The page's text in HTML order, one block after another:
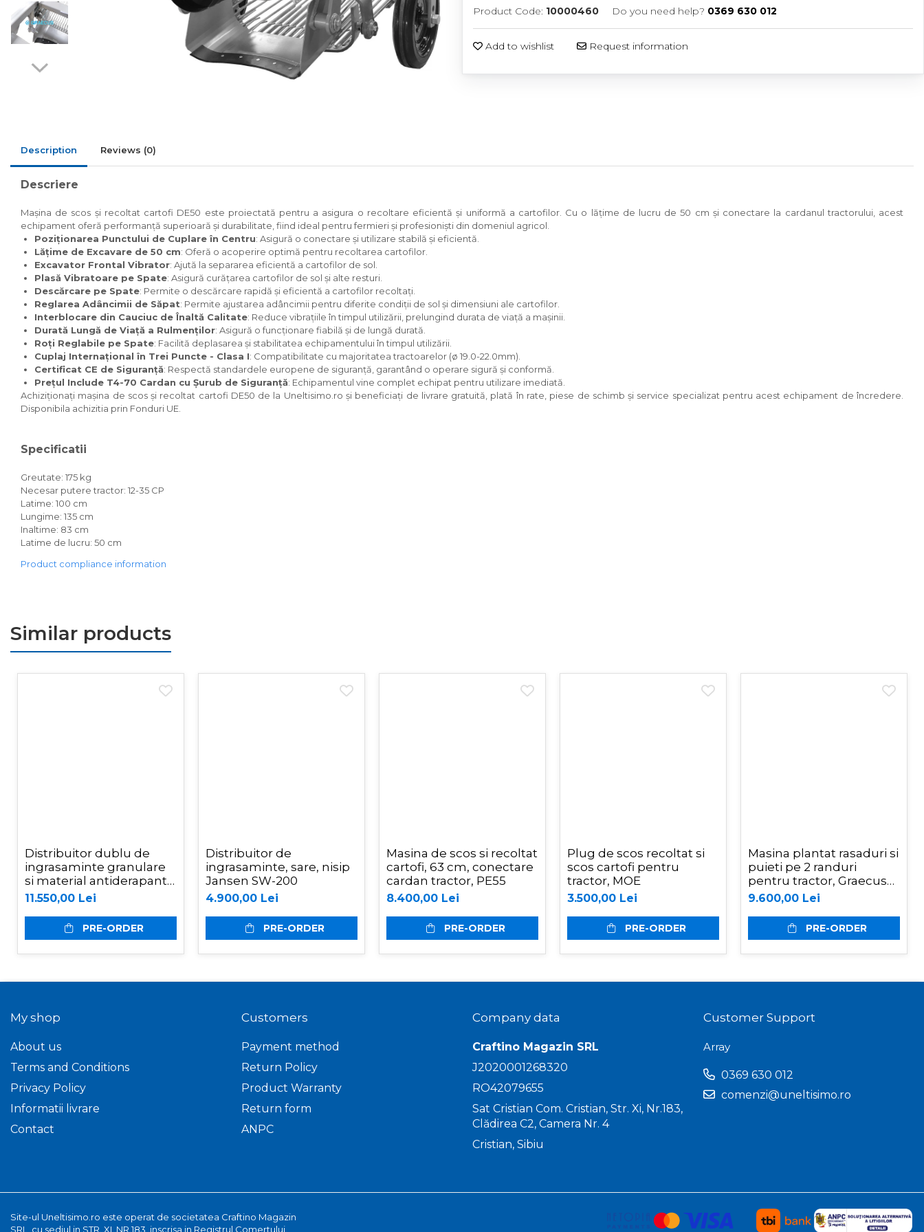
PTO
Fierastraie circulare lemne
Infoliatoare
Polizoare de cioturi pomi
Tocatoare pe benzina
Tocatoare priza PTO tractor
Utilaje de fabricat peleti
Transport si manipulare
Dumpere si roabe
Accesorii dumpere
Benzi transportoare
Cupe transport
Incarcatoare telescopice
Motostivuitoare
Nacele
Remorci
Agricultural trailers
Remorci Tehnologice
Sisteme spalat
Prelucrarea solului
Accesorii utilaje
Cupe
Excavatoare
Freze de zapada
Incarcatoare frontale
Motocultoare si accesorii
Retroexcavatoare
Utilaje sapat si prasit
Afanatoare
Freze de pamant
Piese schimb
Product Code: 10000460 Do you need help? 0369 630 012
Add to wishlist Request information
Description Reviews (0)
Descriere
Mașina de scos și recoltat cartofi DE50 este proiectată pentru a asigura o recoltare eficientă și uniformă a cartofilor. Cu o lățime de lucru de 50 cm și conectare la cardanul tractorului, acest
echipament oferă performanță superioară și durabilitate, fiind ideal pentru fermieri și profesioniști din domeniul agricol.
Poziționarea Punctului de Cuplare în Centru: Asigură o conectare și utilizare stabilă și eficientă.
Lățime de Excavare de 50 cm: Oferă o acoperire optimă pentru recoltarea cartofilor.
Excavator Frontal Vibrator: Ajută la separarea eficientă a cartofilor de sol.
Plasă Vibratoare pe Spate: Asigură curățarea cartofilor de sol și alte resturi.
Descărcare pe Spate: Permite o descărcare rapidă și eficientă a cartofilor recoltați.
Reglarea Adâncimii de Săpat: Permite ajustarea adâncimii pentru diferite condiții de sol și dimensiuni ale cartofilor.
Interblocare din Cauciuc de Înaltă Calitate: Reduce vibrațiile în timpul utilizării, prelungind durata de viață a mașinii.
Durată Lungă de Viață a Rulmenților: Asigură o funcționare fiabilă și de lungă durată.
Roți Reglabile pe Spate: Facilită deplasarea și stabilitatea echipamentului în timpul utilizării.
Cuplaj Internațional în Trei Puncte - Clasa I: Compatibilitate cu majoritatea tractoarelor (ø 19.0-22.0mm).
Certificat CE de Siguranță: Respectă standardele europene de siguranță, garantând o operare sigură și conformă.
Prețul Include T4-70 Cardan cu Șurub de Siguranță: Echipamentul vine complet echipat pentru utilizare imediată.
Achiziționați mașina de scos și recoltat cartofi DE50 de la Uneltisimo.ro și beneficiați de livrare gratuită, plată în rate, piese de schimb și service specializat pentru acest echipament de încredere.
Disponibila achizitia prin Fonduri UE.
Specificatii
Greutate: 175 kg
Necesar putere tractor: 12-35 CP
Latime: 100 cm
Lungime: 135 cm
Inaltime: 83 cm
Latime de lucru: 50 cm
Product compliance information
Similar products
Distribuitor dublu de
ingrasaminte granulare
si material antiderapant,
sistem hidraulic, 1500 litri,
cardan tractor, 2L1500H
11.550,00 Lei
PRE-ORDER
Distribuitor de
ingrasaminte, sare, nisip
Jansen SW-200
4.900,00 Lei
PRE-ORDER
Masina de scos si recoltat
cartofi, 63 cm, conectare
cardan tractor, PE55
8.400,00 Lei
PRE-ORDER
Plug de scos recoltat si
scos cartofi pentru
tractor, MOE
3.500,00 Lei
PRE-ORDER
Masina plantat rasaduri si
puieti pe 2 randuri
pentru tractor, Graecus
F2
9.600,00 Lei
PRE-ORDER
My shop
About us
Terms and Conditions
Privacy Policy
Informatii livrare
Contact
Customers
Payment method
Return Policy
Product Warranty
Return form
ANPC
Company data
Craftino Magazin SRL
J2020001268320
RO42079655
Sat Cristian Com. Cristian, Str. Xi, Nr.183,
Clădirea C2, Camera Nr. 4
Cristian, Sibiu
Customer Support
Array
0369 630 012
comenzi@uneltisimo.ro
Site-ul Uneltisimo.ro este operat de societatea Craftino Magazin
SRL, cu sediul in STR. XI, NR.183, inscrisa in Registrul Comertului